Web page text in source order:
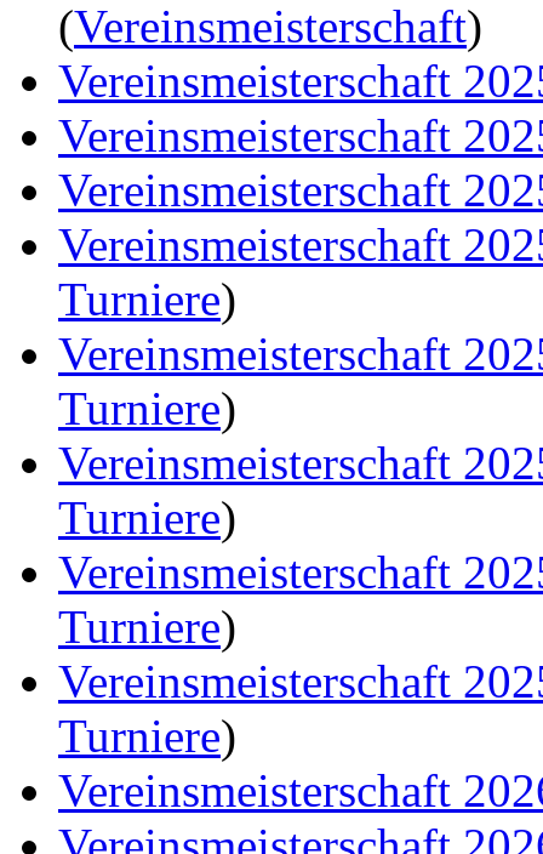
(Vereinsmeisterschaft)
Vereinsmeisterschaft
Vereinsmeisterschaft
Vereinsmeisterschaft
Vereinsmeisterschaft
Turniere)
Vereinsmeisterschaft
Turniere)
Vereinsmeisterschaft
Turniere)
Vereinsmeisterschaft
Turniere)
Vereinsmeisterschaft
Turniere)
Vereinsmeisterschaft